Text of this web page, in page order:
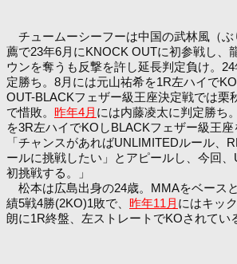
チュームーシーフーは中国の武林風（ぶ
薦で23年6月にKNOCK OUTに初参戦し、
ウンを奪うも反撃を許し延長判定負け。
定勝ち。8月には元山祐希を1R左ハイでKO
OUT-BLACKフェザー級王座決定戦では栗
で惜敗。 昨年4月 には内藤凌太に判定勝ち。
を3R左ハイでKOしBLACKフェザー級王
「チャンスがあればUNLIMITEDルール、
ールに挑戦したい」とアピールし、今回
初挑戦する。」
松本は広島出身の24歳。MMAをベース
績5戦4勝(2KO)1敗で、 昨年11月 にはキッ
朗に1R終盤、左ストレートでKOされてい